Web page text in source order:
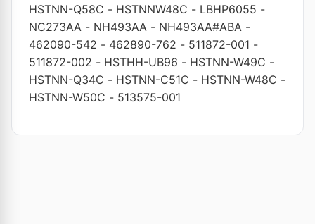
HSTNN-Q58C - HSTNNW48C - LBHP6055 -
NC273AA - NH493AA - NH493AA#ABA -
462090-542 - 462890-762 - 511872-001 -
511872-002 - HSTHH-UB96 - HSTNN-W49C -
HSTNN-Q34C - HSTNN-C51C - HSTNN-W48C -
HSTNN-W50C - 513575-001